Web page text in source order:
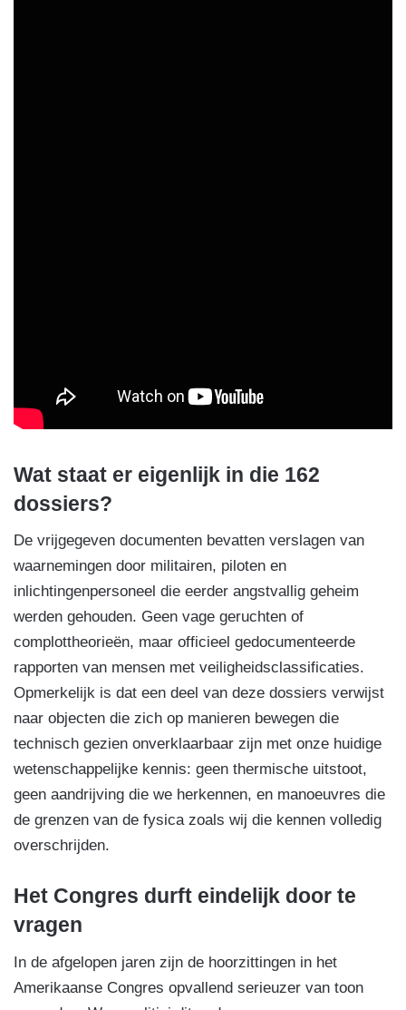
Wat staat er eigenlijk in die 162
dossiers?
De vrijgegeven documenten bevatten verslagen van
waarnemingen door militairen, piloten en
inlichtingenpersoneel die eerder angstvallig geheim
werden gehouden. Geen vage geruchten of
complottheorieën, maar officieel gedocumenteerde
rapporten van mensen met veiligheidsclassificaties.
Opmerkelijk is dat een deel van deze dossiers verwijst
naar objecten die zich op manieren bewegen die
technisch gezien onverklaarbaar zijn met onze huidige
wetenschappelijke kennis: geen thermische uitstoot,
geen aandrijving die we herkennen, en manoeuvres die
de grenzen van de fysica zoals wij die kennen volledig
overschrijden.
Het Congres durft eindelijk door te
vragen
In de afgelopen jaren zijn de hoorzittingen in het
Amerikaanse Congres opvallend serieuzer van toon